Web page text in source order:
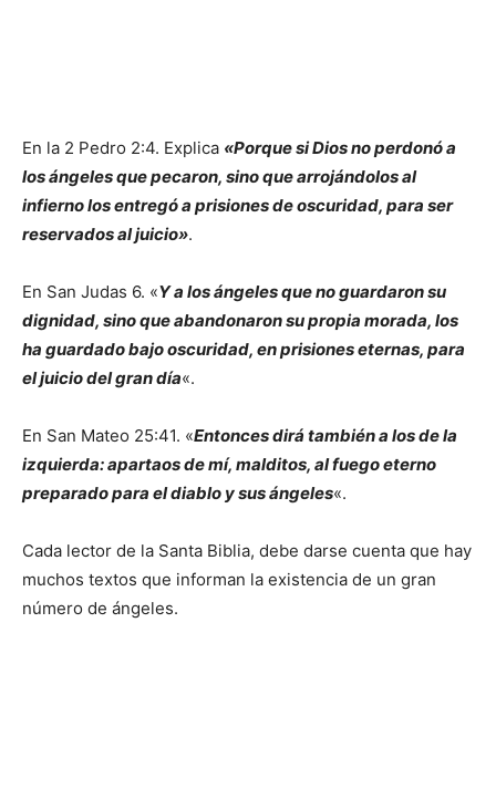
En la 2 Pedro 2:4. Explica «Porque si Dios no perdonó a
los ángeles que pecaron, sino que arrojándolos al
infierno los entregó a prisiones de oscuridad, para ser
reservados al juicio».
En San Judas 6. «Y a los ángeles que no guardaron su
dignidad, sino que abandonaron su propia morada, los
ha guardado bajo oscuridad, en prisiones eternas, para
el juicio del gran día«.
En San Mateo 25:41. «Entonces dirá también a los de la
izquierda: apartaos de mí, malditos, al fuego eterno
preparado para el diablo y sus ángeles«.
Cada lector de la Santa Biblia, debe darse cuenta que hay
muchos textos que informan la existencia de un gran
número de ángeles.